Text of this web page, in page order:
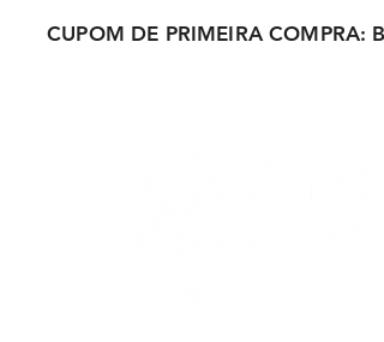
CUPOM DE PRIMEIRA COMPRA: